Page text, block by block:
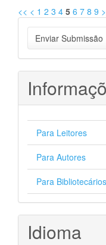
<< < 1 2 3 4 5 6 7 8 9 >
Enviar
Enviar Submissão
Para Leitores
Para Autores
Para Bibliotecários
Idioma